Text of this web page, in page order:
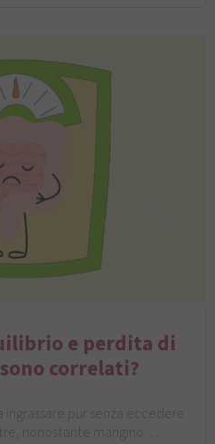
e perdita di
correlati?
pur senza eccedere
nonostante mangino…